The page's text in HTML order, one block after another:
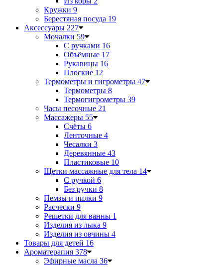
Кружки 9
Берестяная посуда 19
Аксессуары 227
Мочалки 59
С ручками 16
Объёмные 17
Рукавицы 16
Плоские 12
Термометры и гигрометры 47
Термометры 8
Термогигрометры 39
Часы песочные 21
Массажеры 55
Счёты 6
Ленточные 4
Чесалки 3
Деревянные 43
Пластиковые 10
Щетки массажные для тела 14
С ручкой 6
Без ручки 8
Пемзы и пилки 9
Расчески 9
Решетки для ванны 1
Изделия из лыка 9
Изделия из овчины 4
Товары для детей 16
Ароматерапия 378
Эфирные масла 36